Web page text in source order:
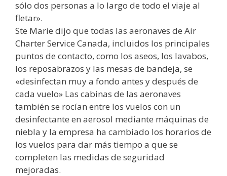
sólo dos personas a lo largo de todo el viaje al
fletar».
Ste Marie dijo que todas las aeronaves de Air
Charter Service Canada, incluidos los principales
puntos de contacto, como los aseos, los lavabos,
los reposabrazos y las mesas de bandeja, se
«desinfectan muy a fondo antes y después de
cada vuelo» Las cabinas de las aeronaves
también se rocían entre los vuelos con un
desinfectante en aerosol mediante máquinas de
niebla y la empresa ha cambiado los horarios de
los vuelos para dar más tiempo a que se
completen las medidas de seguridad
mejoradas.